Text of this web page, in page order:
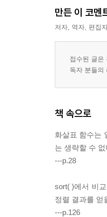
만든 이 코멘
저자, 역자, 편집
접수된 글은
독자 분들의
책 속으로
화살표 함수는
는 생략할 수
---p.28
sort( )에서 비
정렬 결과를 얻
---p.126